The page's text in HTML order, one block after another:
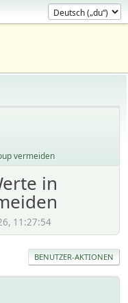
vermeiden
in
11:27:54
BENUTZER-AKTIONEN